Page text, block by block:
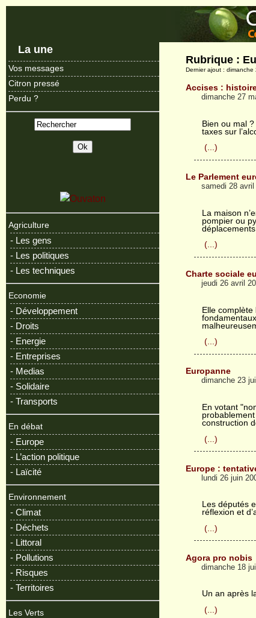
La une
Vos messages
Citron pressé
Perdu ?
Agriculture
- Les gens
- Les politiques
- Les techniques
Economie
- Développement
- Droits
- Energie
- Entreprises
- Medias
- Solidaire
- Transports
En débat
- Europe
- L’action politique
- Laïcité
Environnement
- Climat
- Déchets
- Littoral
- Pollutions
- Risques
- Territoires
Les Verts
Rubrique :
Dernier ajout : dimanche
Accises :
dimanche 27
Bien ou mal
taxes sur
(...)
Le Parlement
samedi 28 avril
La maison
pompier ou
(...)
Charte sociale
jeudi 26 avril
Elle
(...)
Europanne
dimanche 23
En votant
construction
(...)
Europe :
lundi 26 juin
Les députés
réflexion et
(...)
Agora pro nobis
dimanche 18
Un an après
(...)